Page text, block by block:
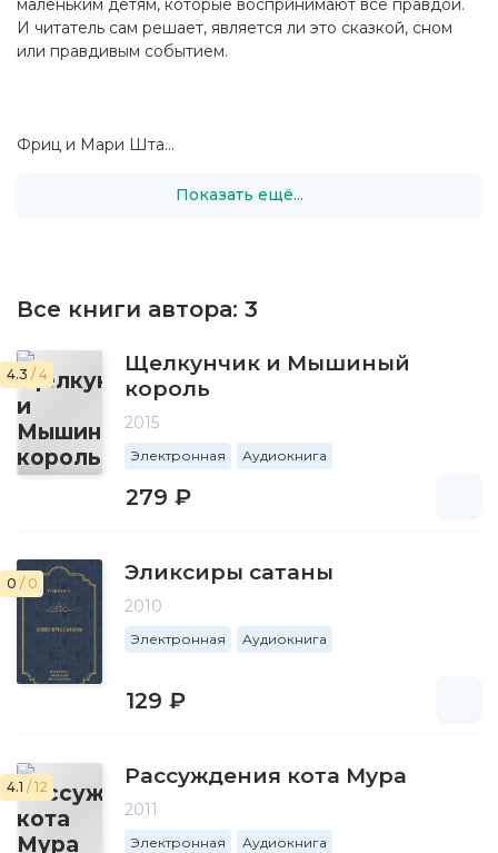
маленьким детям, которые воспринимают всё правдой.
И читатель сам решает, является ли это сказкой, сном
или правдивым событием.
Фриц и Мари Шта...
Показать ещё...
Все книги автора: 3
4.3 / 4
Щелкунчик и Мышиный
король
2015
Электронная Аудиокнига
279 ₽
0 / 0 Эликсиры сатаны
2010
Электронная Аудиокнига
129 ₽
4.1 / 12 Рассуждения кота Мура
2011
Электронная Аудиокнига